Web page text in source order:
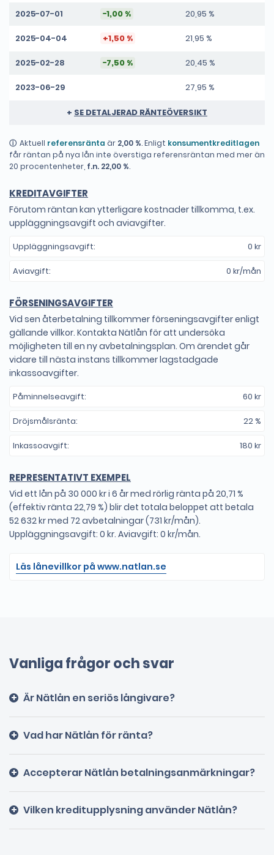
2025-07-01 −1,00 % 20,95 %
2025-04-04 +1,50 % 21,95 %
2025-02-28 −7,50 % 20,45 %
2023-06-29 27,95 %
+ SE DETALJERAD RÄNTEÖVERSIKT
Aktuell referensränta är 2,00 %. Enligt konsumentkreditlagen
får räntan på nya lån inte överstiga referensräntan med mer än
20 procentenheter, f.n. 22,00 %.
KREDITAVGIFTER
Förutom räntan kan ytterligare kostnader tillkomma, t.ex.
uppläggningsavgift och aviavgifter.
Uppläggningsavgift: 0 kr
Aviavgift: 0 kr/mån
FÖRSENINGSAVGIFTER
Vid sen återbetalning tillkommer förseningsavgifter enligt
gällande villkor. Kontakta Nätlån för att undersöka
möjligheten till en ny avbetalningsplan. Om ärendet går
vidare till nästa instans tillkommer lagstadgade
inkassoavgifter.
Påminnelseavgift: 60 kr
Dröjsmålsränta: 22 %
Inkassoavgift: 180 kr
REPRESENTATIVT EXEMPEL
Vid ett lån på 30 000 kr i 6 år med rörlig ränta på 20,71 %
(effektiv ränta 22,79 %) blir det totala beloppet att betala
52 632 kr med 72 avbetalningar (731 kr/mån).
Uppläggningsavgift: 0 kr. Aviavgift: 0 kr/mån.
Vanliga frågor och svar
Är Nätlån en seriös långivare?
Vad har Nätlån för ränta?
Accepterar Nätlån betalningsanmärkningar?
Vilken kreditupplysning använder Nätlån?